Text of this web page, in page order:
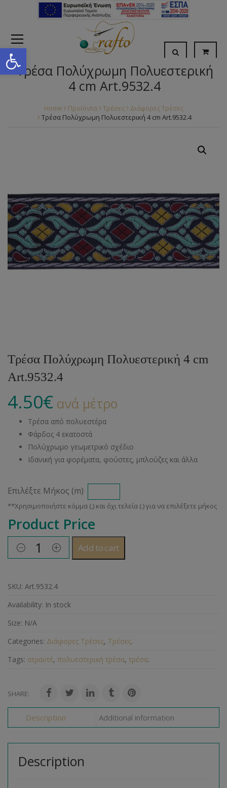
Open toolbar
Τρέσα Πολύχρωμη Πολυεστερική
4 cm Art.9532.4
Home Προϊόντα Τρέσες
Διάφορες Τρέσες
Τρέσα Πολύχρωμη Πολυεστερική 4 cm Art.9532.4
Τρέσα Πολύχρωμη Πολυεστερική 4 cm
Art.9532.4
4.50€ ανά μέτρο
Τρέσα από πολυεστέρα
Φάρδος 4 εκατοστά
Πολύχρωμο γεωμετρικό σχέδιο
Ιδανική για φορέματα, φούστες, μπλούζες και άλλα
Επιλέξτε Μήκος (m)
Product Price
Add to cart
SKU: Art.9532.4
Availability: In stock
Size: N/A
Categories: Διάφορες Τρέσες, Τρέσες.
Tags: ατραντέ, πολυεστερική τρέσα, τρέσα.
SHARE:
Description Additional information
Description